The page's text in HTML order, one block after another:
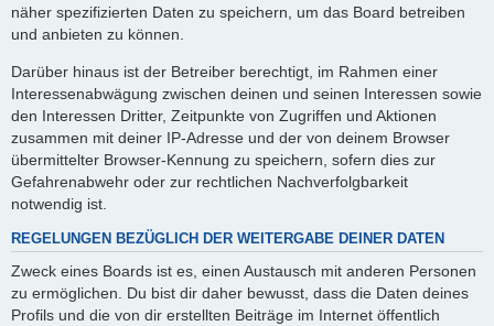
näher spezifizierten Daten zu speichern, um das Board betreiben
und anbieten zu können.
Darüber hinaus ist der Betreiber berechtigt, im Rahmen einer
Interessenabwägung zwischen deinen und seinen Interessen sowie
den Interessen Dritter, Zeitpunkte von Zugriffen und Aktionen
zusammen mit deiner IP-Adresse und der von deinem Browser
übermittelter Browser-Kennung zu speichern, sofern dies zur
Gefahrenabwehr oder zur rechtlichen Nachverfolgbarkeit
notwendig ist.
REGELUNGEN BEZÜGLICH DER WEITERGABE DEINER DATEN
Zweck eines Boards ist es, einen Austausch mit anderen Personen
zu ermöglichen. Du bist dir daher bewusst, dass die Daten deines
Profils und die von dir erstellten Beiträge im Internet öffentlich